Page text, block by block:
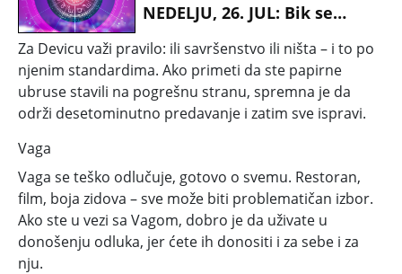
NEDELJU, 26. JUL: Bik se
suočava sa duhovima
prošlosti, Devicu muče
problemi sa finansijama a
Jarca odnosi u porodici
Za Devicu važi pravilo: ili savršenstvo ili ništa – i to po
njenim standardima. Ako primeti da ste papirne
ubruse stavili na pogrešnu stranu, spremna je da
održi desetominutno predavanje i zatim sve ispravi.
Vaga
Vaga se teško odlučuje, gotovo o svemu. Restoran,
film, boja zidova – sve može biti problematičan izbor.
Ako ste u vezi sa Vagom, dobro je da uživate u
donošenju odluka, jer ćete ih donositi i za sebe i za
nju.